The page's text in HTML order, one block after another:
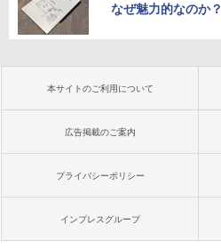
なぜ魅力的なのか？
本サイトのご利用について
広告掲載のご案内
プライバシーポリシー
インプレスグループ